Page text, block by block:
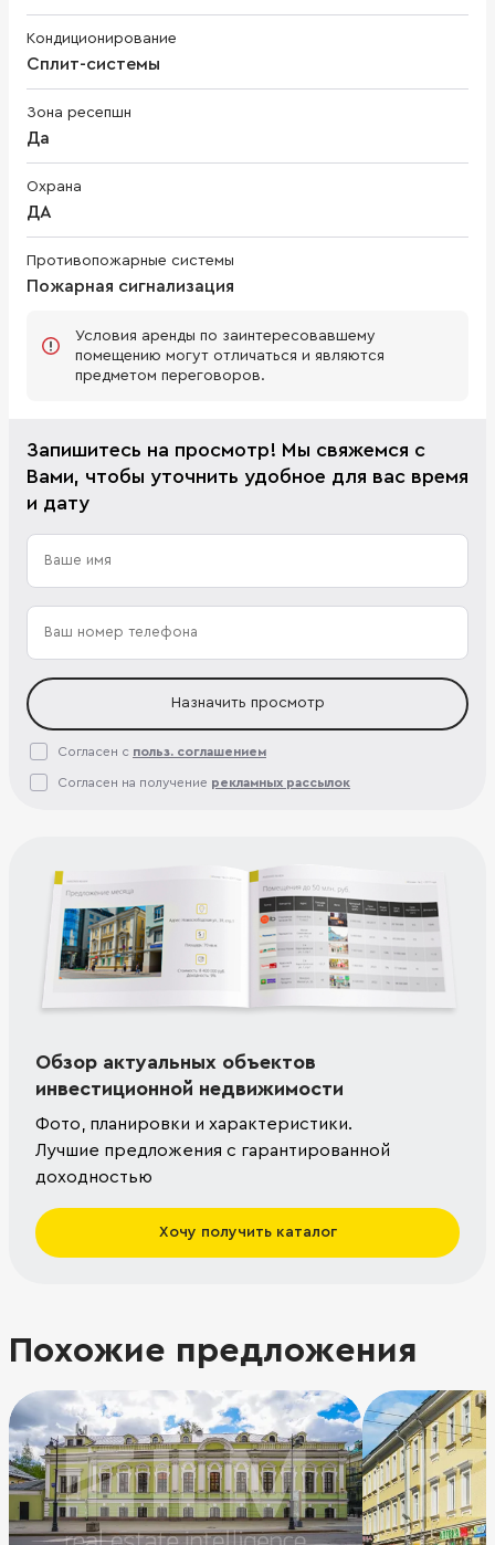
Кондиционирование
Сплит-системы
Зона ресепшн
Да
Охрана
ДА
Противопожарные системы
Пожарная сигнализация
Условия аренды по заинтересовавшему
помещению могут отличаться и являются
предметом переговоров.
Запишитесь на просмотр! Мы свяжемся с
Вами, чтобы уточнить удобное для вас время
и дату
Назначить просмотр
Согласен с польз. соглашением
Согласен на получение рекламных рассылок
Обзор актуальных объектов
инвестиционной недвижимости
Фото, планировки и характеристики.
Лучшие предложения с гарантированной
доходностью
Хочу получить каталог
Похожие предложения